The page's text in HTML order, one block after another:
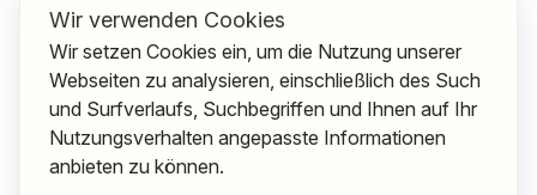
Wir verwenden Cookies
Wir setzen Cookies ein, um die Nutzung unserer
Webseiten zu analysieren, einschließlich des Such
und Surfverlaufs, Suchbegriffen und Ihnen auf Ihr
Nutzungsverhalten angepasste Informationen
anbieten zu können.